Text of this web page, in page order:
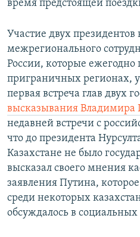
время предстоящей
Участие двух президентов
межрегионального
России, которые ежегодно
приграничных регионах,
первая встреча глав двух
высказывания Владимира
недавней встречи с
что до президента
Казахстане не было
высказал своего мнения
заявления Путина,
среди некоторых
обсуждалось в социальных